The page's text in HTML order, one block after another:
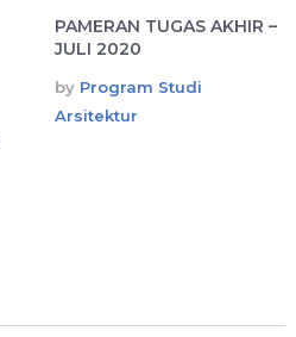
PAMERAN TUGAS AKHIR –
JULI 2020
by Program Studi
Arsitektur